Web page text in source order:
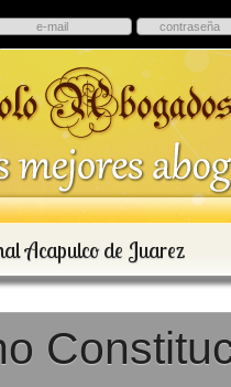
Acapulco de Juarez